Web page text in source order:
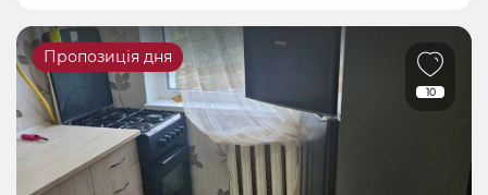
10
Пропозиція дня